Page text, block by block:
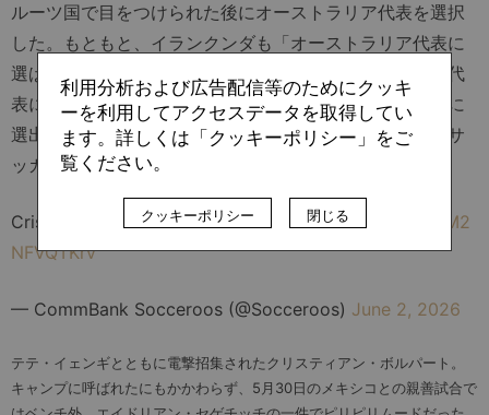
ルーツ国で目をつけられた後にオーストラリア代表を選択
した。もともと、イランクンダも「オーストラリア代表に
選ばれなければルーツのあるブルンジか、タンザニアの代
表になる」と言い張っていたところ、アーノルド前監督に
選出された過去がある。今後も代表選出での選手と各国サ
ッカー協会・連盟間でのせめぎ合いは続きそうだ。
Cristian Volpato #Socceroos pic.twitter.com/M2
NFVQTKrv
— CommBank Socceroos (@Socceroos) June 2, 2026
テテ・イェンギとともに電撃招集されたクリスティアン・ボルパート。
キャンプに呼ばれたにもかかわらず、5月30日のメキシコとの親善試合で
利用分析および広告配信等のためにクッキ
ーを利用してアクセスデータを取得してい
ます。詳しくは「クッキーポリシー」をご
覧ください。
クッキーポリシー 閉じる